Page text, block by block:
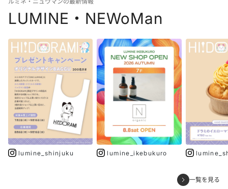
LUMINE・NEWoMan
lumine_shinjuku lumine_ikebukuro
一覧を見る